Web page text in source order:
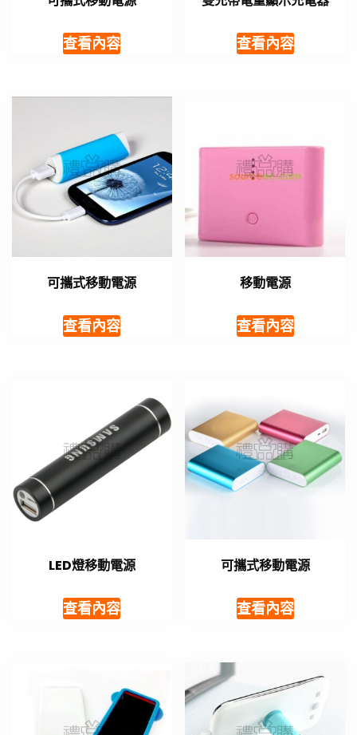
查看內容 查看內容
可攜式移動電源
查看內容
移動電源
查看內容
LED燈移動電源
查看內容
可攜式移動電源
查看內容